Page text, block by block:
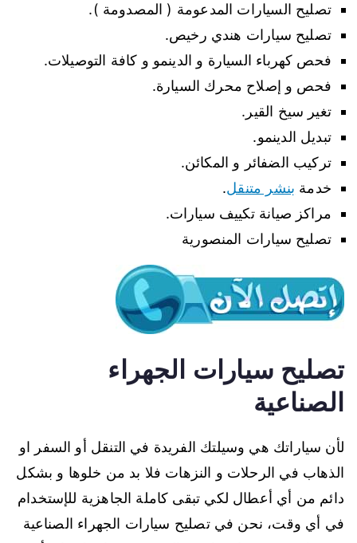
تصليح السيارات المدعومة ( المصدومة ).
تصليح سيارات هندي رخيص.
فحص كهرباء السيارة و الدينمو و كافة التوصيلات.
فحص و إصلاح محرك السيارة.
تغير سيخ القير.
تبديل الدينمو.
تركيب الضفائر و المكائن.
خدمة بنشر متنقل.
مراكز صيانة تكييف سيارات.
تصليح سيارات المنصورية
تصليح سيارات الجهراء
الصناعية
لأن سياراتك هي وسيلتك الفريدة في التنقل أو السفر او
الذهاب في الرحلات و النزهات فلا بد من خلوها و بشكل
دائم من أي أعطال لكي تبقى كاملة الجاهزية للإستخدام
في أي وقت، نحن في تصليح سيارات الجهراء الصناعية